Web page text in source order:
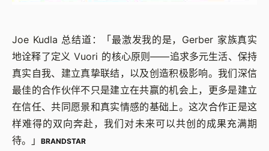
Joe Kudla 总结道：「最激发我的是，Gerber 家族真实
地诠释了定义 Vuori 的核心原则——追求多元生活、保持
真实自我、建立真挚联结，以及创造积极影响。我们深信
最佳的合作伙伴不只是建立在共赢的机会上，更多是建立
在信任、共同愿景和真实情感的基础上。这次合作正是这
样难得的双向奔赴，我们对未来可以共创的成果充满期
待。」
BRANDSTAR